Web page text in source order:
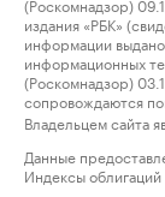
(Роскомнадзор)
издания «РБК»
информации
информационных
(Роскомнадзор)
сопровождаются
Владельцем сайта
Данные
Индексы